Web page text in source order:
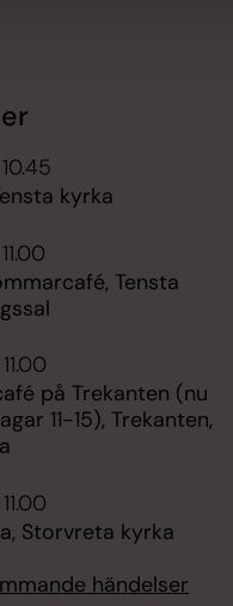
kyrka
Tensta
på Trekanten (nu
11-15), Trekanten,
Storvreta kyrka
händelser